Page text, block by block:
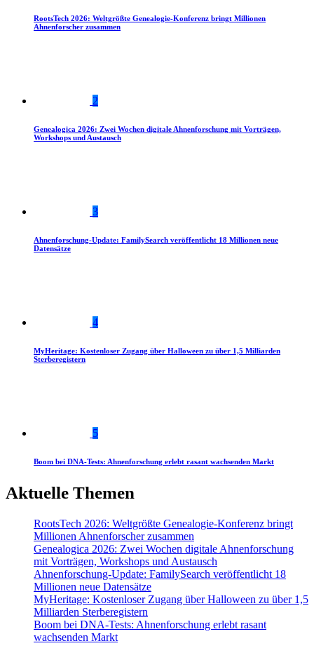
RootsTech 2026: Weltgrößte Genealogie-Konferenz bringt Millionen
Ahnenforscher zusammen
2
Genealogica 2026: Zwei Wochen digitale Ahnenforschung mit Vorträgen,
Workshops und Austausch
3
Ahnenforschung-Update: FamilySearch veröffentlicht 18 Millionen neue
Datensätze
4
MyHeritage: Kostenloser Zugang über Halloween zu über 1,5 Milliarden
Sterberegistern
5
Boom bei DNA-Tests: Ahnenforschung erlebt rasant wachsenden Markt
Aktuelle Themen
RootsTech 2026: Weltgrößte Genealogie-Konferenz bringt
Millionen Ahnenforscher zusammen
Genealogica 2026: Zwei Wochen digitale Ahnenforschung
mit Vorträgen, Workshops und Austausch
Ahnenforschung-Update: FamilySearch veröffentlicht 18
Millionen neue Datensätze
MyHeritage: Kostenloser Zugang über Halloween zu über 1,5
Milliarden Sterberegistern
Boom bei DNA-Tests: Ahnenforschung erlebt rasant
wachsenden Markt